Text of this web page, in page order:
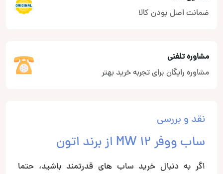
ضمانت اصل بودن کالا
مشاوره تلفنی
مشاوره رایگان برای تجربه خرید بهتر
نقد و بررسی
ساب ووفر MW 12 از برند اتون
اگر به دنبال خرید ساب های قدرتمند باشید، حتما